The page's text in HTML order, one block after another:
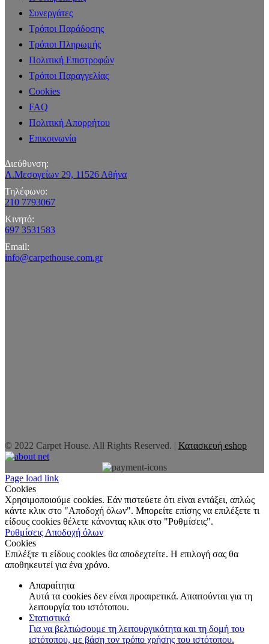
Συνεργάτες
Τρόποι Παράδοσης
Τρόποι Πληρωμής
Πολιτική Επιστροφών
Τρόποι Παραγγελίας
Cookies
FAQ
Πολιτική Απορρήτου
Επικοινωνία
Διεύθυνση:
Λ.Μεσογείων 29, 11526 Αθήνα
Τηλέφωνο:
210 7793067
Κινητό:
697 3531583
Email:
info@carpethouse.com.gr
© 2022 Carpet House. All Rights Reserved. | Κατασκευή eshop
Page load link
Cookies
Χρησιμοποιούμε cookies. Εάν πιστεύετε ότι είναι εντάξει, απλώς
κάντε κλικ στο "Αποδοχή όλων". Μπορείτε επίσης να επιλέξετε τι
είδους cookies θέλετε κάνοντας κλικ στο "Ρυθμίσεις".
Ρυθμίσεις Αποδοχή όλων
Cookies
Επιλέξτε τι είδους cookies θα αποδεχτείτε. Η επιλογή σας θα
αποθηκευτεί για ένα χρόνο.
Απαραίτητα
Αυτά τα cookies δεν είναι προαιρετικά. Απαιτούνται για τη
λειτουργία του ιστότοπου.
Στατιστικά
Για να βελτιώσουμε τη λειτουργικότητα και τη δομή του
ιστότοπου, με βάση τον τρόπο χρήσης του ιστότοπου.